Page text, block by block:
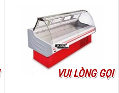
VUI LÒNG GỌI